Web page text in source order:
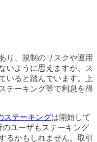
り、規制のリスクや運用
いように思えますが、ス
いると踏んでいます。上
テーキング等で利息を得
ステーキングは開始して
のユーザもステーキング
るかもしれません。取引